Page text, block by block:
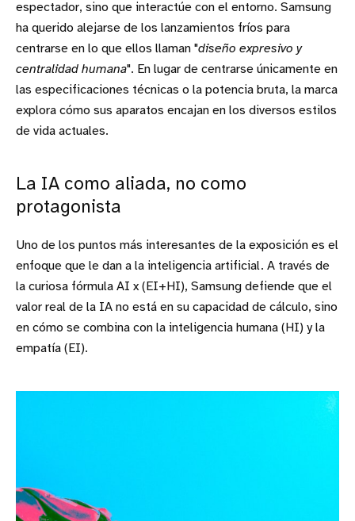
espectador, sino que interactúe con el entorno. Samsung
ha querido alejarse de los lanzamientos fríos para
centrarse en lo que ellos llaman "diseño expresivo y
centralidad humana". En lugar de centrarse únicamente en
las especificaciones técnicas o la potencia bruta, la marca
explora cómo sus aparatos encajan en los diversos estilos
de vida actuales.
La IA como aliada, no como
protagonista
Uno de los puntos más interesantes de la exposición es el
enfoque que le dan a la inteligencia artificial. A través de
la curiosa fórmula AI x (EI+HI), Samsung defiende que el
valor real de la IA no está en su capacidad de cálculo, sino
en cómo se combina con la inteligencia humana (HI) y la
empatía (EI).